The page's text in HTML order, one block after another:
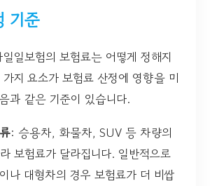
기준
일보험의 보험료는 어떻게 정해지
지 요소가 보험료 산정에 영향을 미
과 같은 기준이 있습니다.
: 승용차, 화물차, SUV 등 차량의
보험료가 달라집니다. 일반적으로
나 대형차의 경우 보험료가 더 비쌉